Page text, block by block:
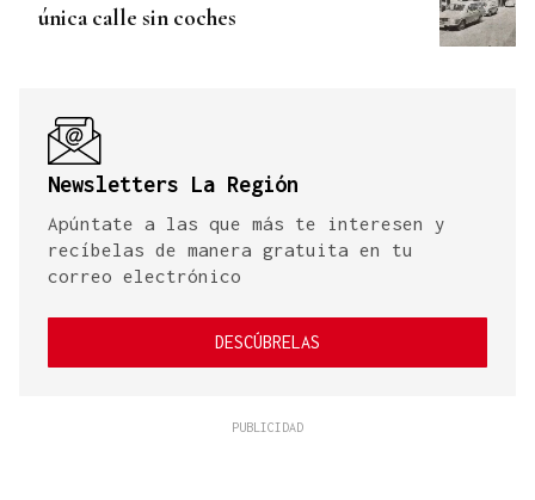
única calle sin coches
Newsletters La Región
Apúntate a las que más te interesen y
recíbelas de manera gratuita en tu
correo electrónico
DESCÚBRELAS